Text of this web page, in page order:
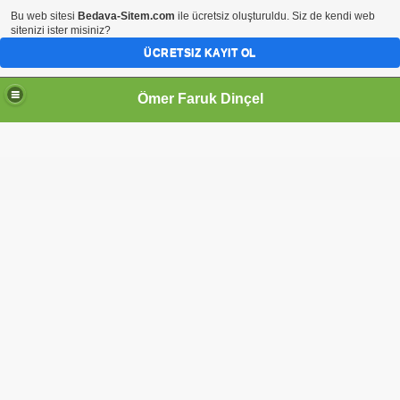
Ömer Faruk Dinçel
Bu web sitesi Bedava-Sitem.com ile ücretsiz oluşturuldu. Siz de kendi web
sitenizi ister misiniz?
ÜCRETSIZ KAYIT OL